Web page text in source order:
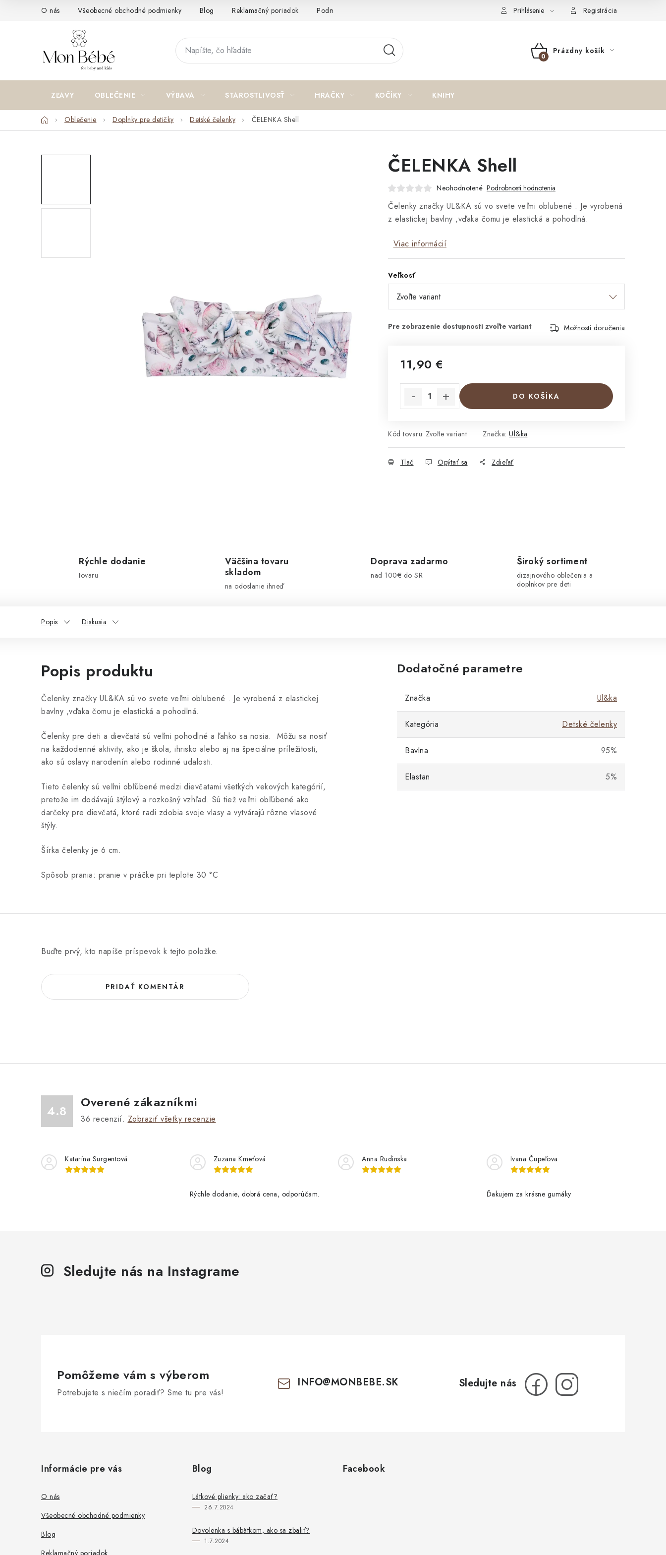
O nás Všeobecné obchodné podmienky Blog Reklamačný poriadok Podmienky ochrany osobných údajov a poučenie o cookies Formulár na odstúpenie od zmluvy
Prihlásenie Registrácia
NÁKUPNÝ
Prázdny košík
ZĽAVY OBLEČENIE VÝBAVA STAROSTLIVOSŤ HRAČKY KOČÍKY KNIHY
DomovOblečenie Doplnky pre detičky Detské čelenky ČELENKA Shell
ČELENKA Shell
Neohodnotené Podrobnosti hodnotenia
Čelenky značky UL&KA sú vo svete veľmi oblubené . Je vyrobená
z elastickej bavlny ,vďaka čomu je elastická a pohodlná.
Viac informácií
Veľkosť
Možnosti doručenia
11,90 €
DO KOŠÍKA
Kód tovaru: Zvoľte variant Značka: Ul&ka
Tlač Opýtať sa Zdieľať
Rýchle dodanie
tovaru
Väčšina tovaru
skladom
na odoslanie ihneď
Doprava zadarmo
nad 100€ do SR
Široký sortiment
dizajnového oblečenia a
doplnkov pre deti
Popis Diskusia
Popis produktu
Čelenky značky UL&KA sú vo svete veľmi oblubené . Je vyrobená z elastickej
bavlny ,vďaka čomu je elastická a pohodlná.
Čelenky pre deti a dievčatá sú veľmi pohodlné a ľahko sa nosia. Môžu sa nosiť
na každodenné aktivity, ako je škola, ihrisko alebo aj na špeciálne príležitosti,
ako sú oslavy narodenín alebo rodinné udalosti.
Tieto čelenky sú veľmi obľúbené medzi dievčatami všetkých vekových kategórií,
pretože im dodávajú štýlový a rozkošný vzhľad. Sú tiež veľmi obľúbené ako
darčeky pre dievčatá, ktoré radi zdobia svoje vlasy a vytvárajú rôzne vlasové
štýly.
Šírka čelenky je 6 cm.
Spôsob prania: pranie v práčke pri teplote 30 °C
Dodatočné parametre
Značka Ul&ka
Kategória Detské čelenky
Bavlna 95%
Elastan 5%
Buďte prvý, kto napíše príspevok k tejto položke.
PRIDAŤ KOMENTÁR
4.8
Overené zákazníkmi
36 recenzií. Zobraziť všetky recenzie
Katarína Surgentová Zuzana Kmeťová
Rýchle dodanie, dobrá cena, odporúčam.
Anna Rudinska Ivana Čupeľova
Ďakujem za krásne gumáky
Sledujte nás na Instagrame
Pomôžeme vám s výberom
Potrebujete s niečím poradiť? Sme tu pre vás!
INFO@MONBEBE.SK
Informácie pre vás
O nás
Všeobecné obchodné podmienky
Blog
Blog
Látkové plienky: ako začať?
26.7.2024
Dovolenka s bábätkom, ako sa zbaliť?
1.7.2024
Facebook